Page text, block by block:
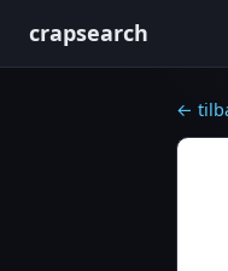
crapsearch
←